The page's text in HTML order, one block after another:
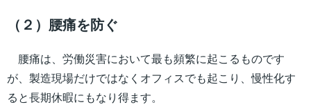
（２）腰痛を防ぐ
腰痛は、労働災害において最も頻繁に起こるものです
が、製造現場だけではなくオフィスでも起こり、慢性化す
ると長期休暇にもなり得ます。